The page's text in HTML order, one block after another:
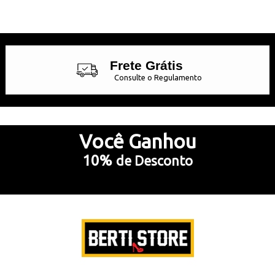
Frete Grátis
Consulte o Regulamento
no Cartão de Crédito
5% Desconto
Você Ganhou
10% de Desconto